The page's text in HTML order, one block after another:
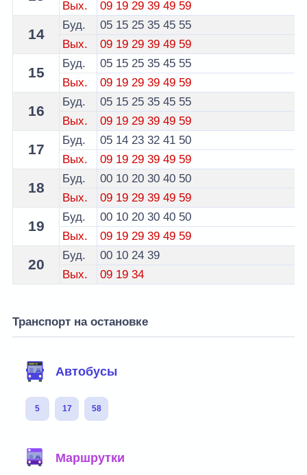
Вых.
09 19 29 39 49 59
14
Буд. 05 15 25 35 45 55
Вых.
09 19 29 39 49 59
15
Буд. 05 15 25 35 45 55
Вых.
09 19 29 39 49 59
16
Буд. 05 15 25 35 45 55
Вых.
09 19 29 39 49 59
17
Буд. 05 14 23 32 41 50
Вых.
09 19 29 39 49 59
18
Буд. 00 10 20 30 40 50
Вых.
09 19 29 39 49 59
19
Буд. 00 10 20 30 40 50
Вых.
09 19 29 39 49 59
20
Буд. 00 10 24 39
Вых.
09 19 34
Транспорт на остановке
Автобусы
5 17 58
Маршрутки